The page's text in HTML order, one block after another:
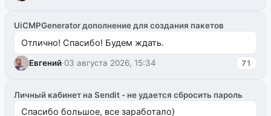
UiCMPGenerator дополнение для создания пакетов
Отлично! Спасибо! Будем ждать.
Евгений·03 августа 2026, 15:34 71
Личный кабинет на Sendit - не удается сбросить пароль
Спасибо большое, все заработало)